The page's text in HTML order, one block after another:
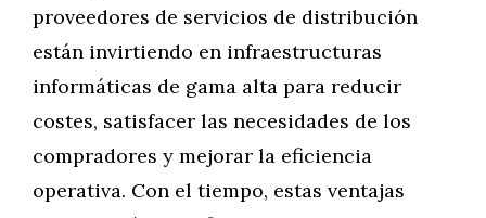
proveedores de servicios de distribución
están invirtiendo en infraestructuras
informáticas de gama alta para reducir
costes, satisfacer las necesidades de los
compradores y mejorar la eficiencia
operativa. Con el tiempo, estas ventajas